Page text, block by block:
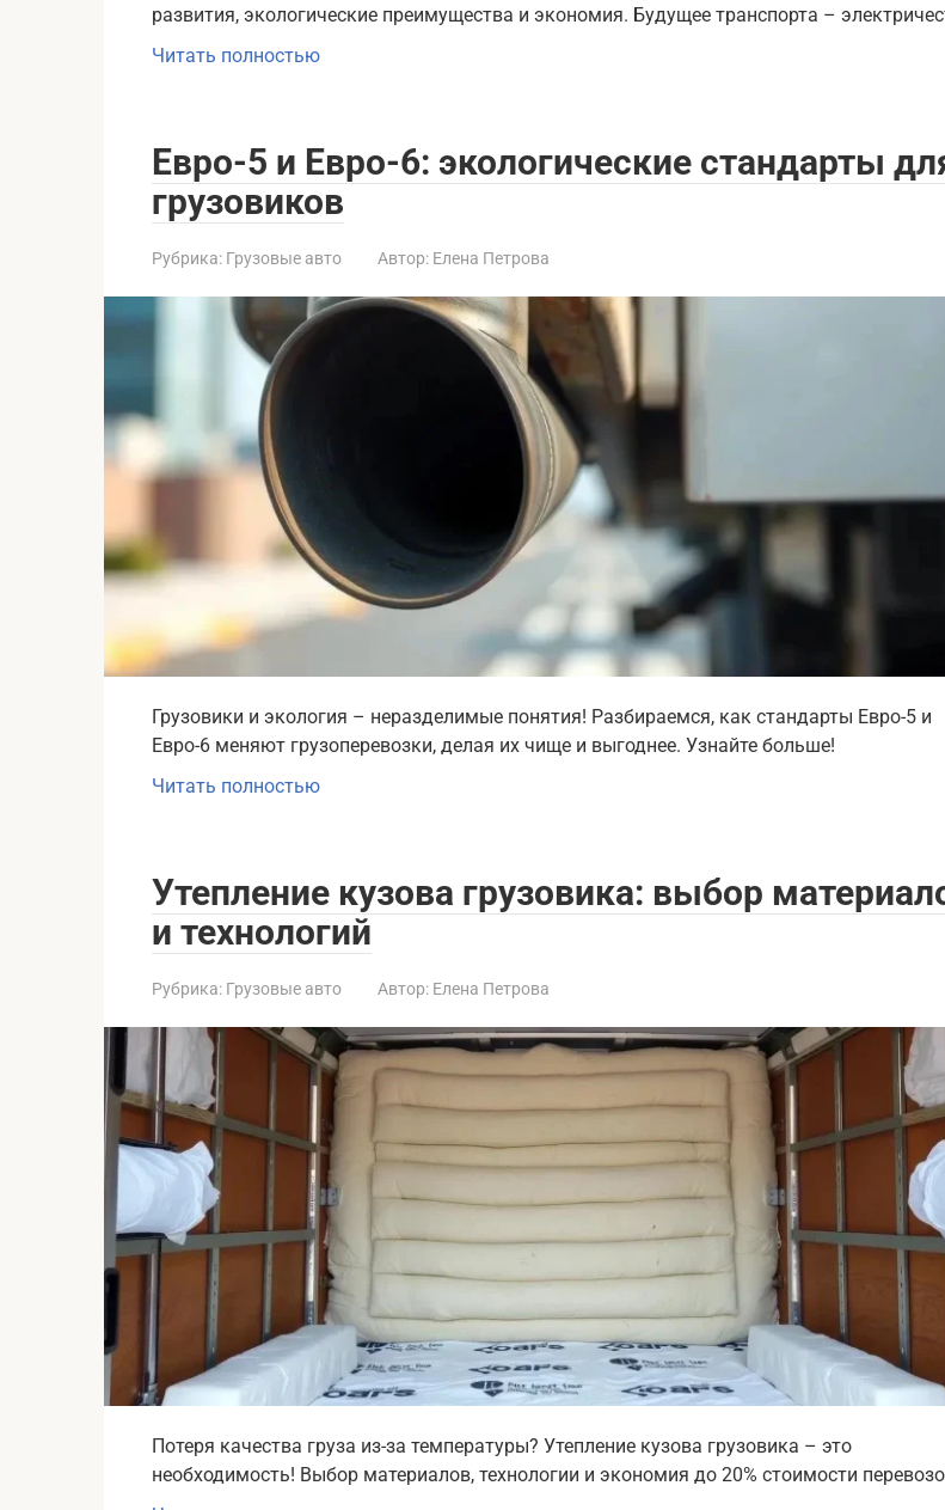
развития, экологические преимущества и экономия. Будущее транспорта –
Читать полностью
Евро-5 и Евро-6: экологические стандарты
грузовиков
Рубрика: Грузовые авто Автор: Елена Петрова
Грузовики и экология – неразделимые понятия! Разбираемся, как стандарты Евро-5 и
Евро-6 меняют грузоперевозки, делая их чище и выгоднее. Узнайте больше!
Читать полностью
Утепление кузова грузовика: выбор
и технологий
Рубрика: Грузовые авто Автор: Елена Петрова
Потеря качества груза из-за температуры? Утепление кузова грузовика – это
необходимость! Выбор материалов, технологии и экономия до 20% стоимости